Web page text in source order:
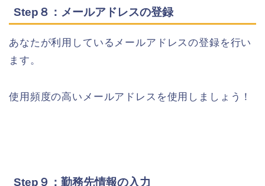
Step８：メールアドレスの登録
あなたが利用しているメールアドレスの登録を行い
ます。
使用頻度の高いメールアドレスを使用しましょう！
Step９：勤務先情報の入力